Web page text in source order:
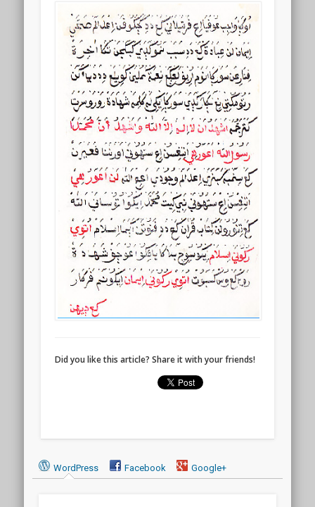
Did you like this article? Share it with your friends!
WordPress Facebook Google+